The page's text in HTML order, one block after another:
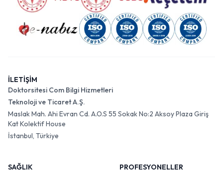
İLETİŞİM
Doktorsitesi Com Bilgi Hizmetleri
Teknoloji ve Ticaret A.Ş.
Maslak Mah. Ahi Evran Cd. A.O.S 55 Sokak No:2 Aksoy Plaza Giriş
Kat Kolektif House
İstanbul, Türkiye
SAĞLIK
PROFESYONELLER